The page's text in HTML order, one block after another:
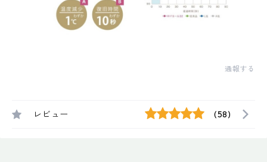
通報する
レビュー (58)